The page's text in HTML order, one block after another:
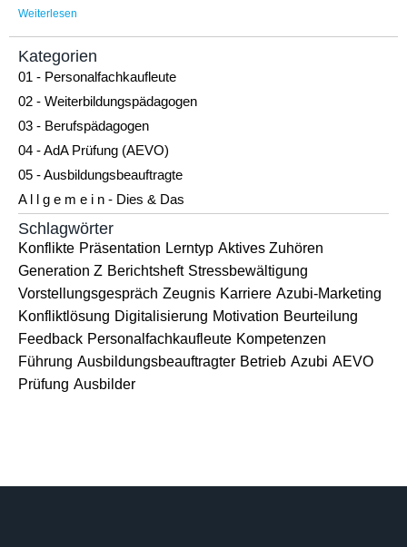
Weiterlesen
Kategorien
01 - Personalfachkaufleute
02 - Weiterbildungspädagogen
03 - Berufspädagogen
04 - AdA Prüfung (AEVO)
05 - Ausbildungsbeauftragte
A l l g e m e i n - Dies & Das
Schlagwörter
Konflikte Präsentation Lerntyp Aktives Zuhören
Generation Z Berichtsheft Stressbewältigung
Vorstellungsgespräch Zeugnis Karriere Azubi-Marketing
Konfliktlösung Digitalisierung Motivation Beurteilung
Feedback Personalfachkaufleute Kompetenzen
Führung Ausbildungsbeauftragter Betrieb Azubi AEVO
Prüfung Ausbilder